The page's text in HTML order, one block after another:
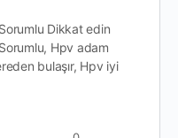
Dikkat edin
Hpv adam
bulaşır, Hpv iyi